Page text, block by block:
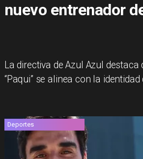
nuevo entrenador
La directiva de Azul Azul destaca
“Paqui” se alinea con la
Deportes